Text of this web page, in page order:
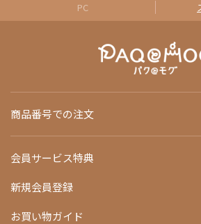
PC
商品番号での注文
会員サービス特典
新規会員登録
お買い物ガイド